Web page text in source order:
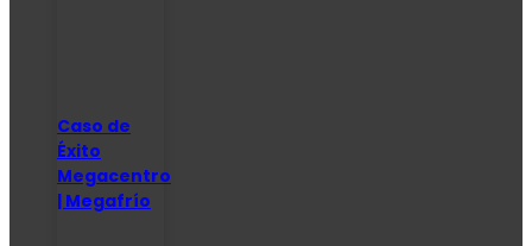
Caso de
Éxito
Megacentro
| Megafrío